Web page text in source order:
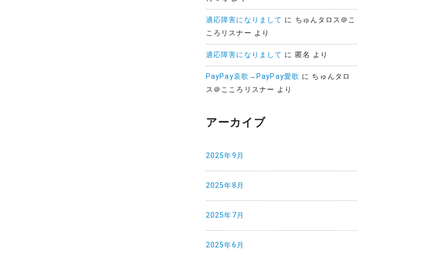
適応障害になりまして に ちゅんタロス＠こ
ころリスナー より
適応障害になりまして に 匿名 より
PayPay哀歌→PayPay愛歌 に ちゅんタロ
ス＠こころリスナー より
アーカイブ
2025年9月
2025年8月
2025年7月
2025年6月